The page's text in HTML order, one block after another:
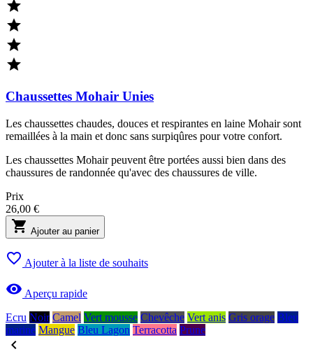




Chaussettes Mohair Unies
Les chaussettes chaudes, douces et respirantes en laine Mohair sont
remaillées à la main et donc sans surpiqûres pour votre confort.
Les chaussettes Mohair peuvent être portées aussi bien dans des
chaussures de randonnée qu'avec des chaussures de ville.
Prix
26,00 €
 Ajouter au panier
 Ajouter à la liste de souhaits
 Aperçu rapide
Ecru Noir Camel Vert mousse Chevêche Vert anis Gris orage Bleu
marine Mangue Bleu Lagon Terracotta Prune
